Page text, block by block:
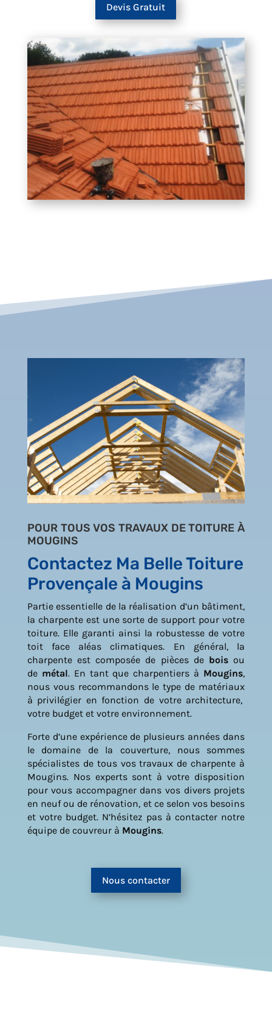
Devis Gratuit
POUR TOUS VOS TRAVAUX DE TOITURE À
MOUGINS
Contactez Ma Belle Toiture
Provençale à Mougins
Partie essentielle de la réalisation d’un bâtiment,
la charpente est une sorte de support pour votre
toiture. Elle garanti ainsi la robustesse de votre
toit face aléas climatiques. En général, la
charpente est composée de pièces de bois ou
de métal. En tant que charpentiers à Mougins,
nous vous recommandons le type de matériaux
à privilégier en fonction de votre architecture,
votre budget et votre environnement.
Forte d’une expérience de plusieurs années dans
le domaine de la couverture, nous sommes
spécialistes de tous vos travaux de charpente à
Mougins. Nos experts sont à votre disposition
pour vous accompagner dans vos divers projets
en neuf ou de rénovation, et ce selon vos besoins
et votre budget. N’hésitez pas à contacter notre
équipe de couvreur à Mougins.
Nous contacter